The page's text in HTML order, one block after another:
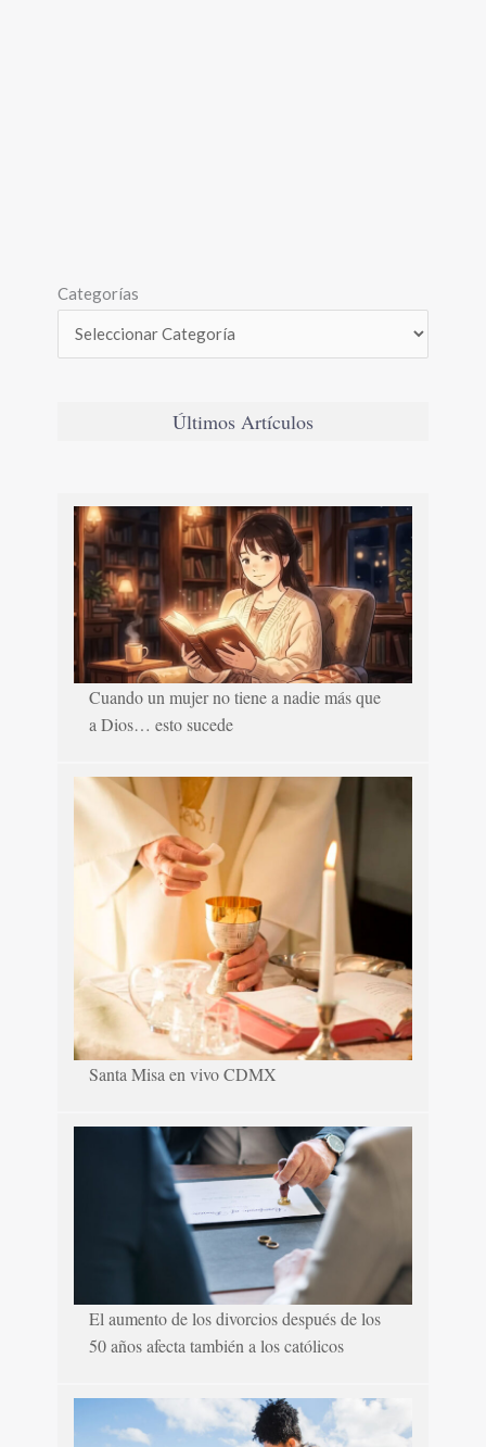
Categorías
Últimos Artículos
Cuando un mujer no tiene a nadie más que
a Dios… esto sucede
Santa Misa en vivo CDMX
El aumento de los divorcios después de los
50 años afecta también a los católicos